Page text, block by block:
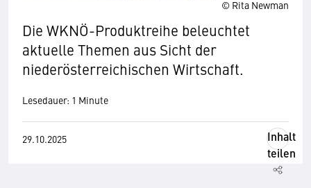
© Rita Newman
Die WKNÖ-Produktreihe beleuchtet
aktuelle Themen aus Sicht der
niederösterreichischen Wirtschaft.
Lesedauer: 1 Minute
29.10.2025
Inhalt
teilen